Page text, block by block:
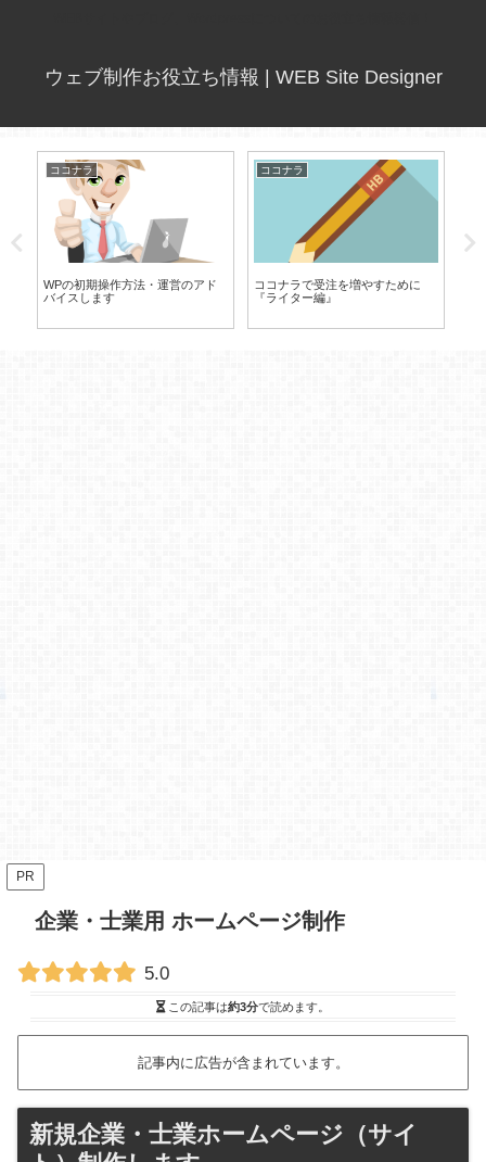
ウェブ制作お役立ち情報 | WEB Site Designer
ココナラ
WPの初期操作方法・運営のアド
バイスします
ココナラ
ココナラで受注を増やすために
『ライター編』
PR
企業・士業用 ホームページ制作
5.0
この記事は約3分で読めます。
記事内に広告が含まれています。
新規企業・士業ホームページ（サイ